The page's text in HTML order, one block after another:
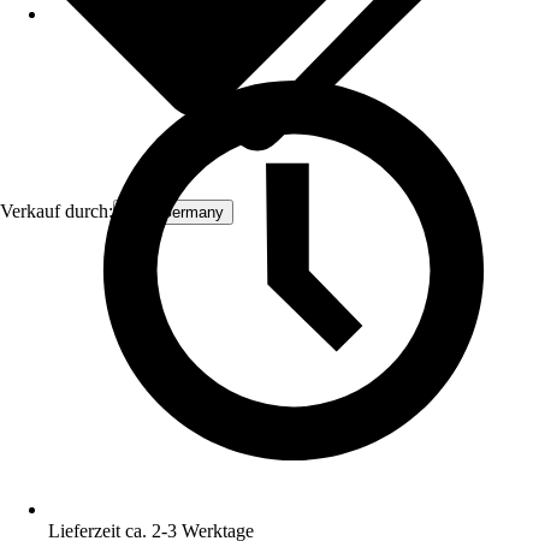
Verkauf durch: ECD Germany
Lieferzeit ca. 2-3 Werktage